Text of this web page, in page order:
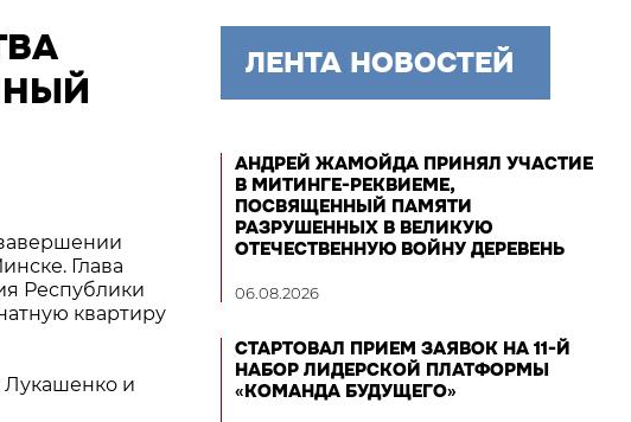
Глава
Республики
квартиру
Лукашенко и
ЛЕНТА НОВОСТЕЙ
АНДРЕЙ ЖАМОЙДА ПРИНЯЛ УЧАСТИЕ
В МИТИНГЕ-РЕКВИЕМЕ,
ПОСВЯЩЕННЫЙ ПАМЯТИ
РАЗРУШЕННЫХ В ВЕЛИКУЮ
ОТЕЧЕСТВЕННУЮ ВОЙНУ ДЕРЕВЕНЬ
06.08.2026
СТАРТОВАЛ ПРИЕМ ЗАЯВОК НА 11-Й
НАБОР ЛИДЕРСКОЙ ПЛАТФОРМЫ
«КОМАНДА БУДУЩЕГО»